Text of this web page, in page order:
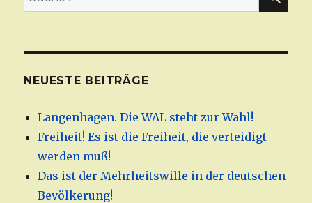
nach:
NEUESTE BEITRÄGE
Langenhagen. Die WAL steht zur Wahl!
Freiheit! Es ist die Freiheit, die verteidigt
werden muß!
Das ist der Mehrheitswille in der deutschen
Bevölkerung!